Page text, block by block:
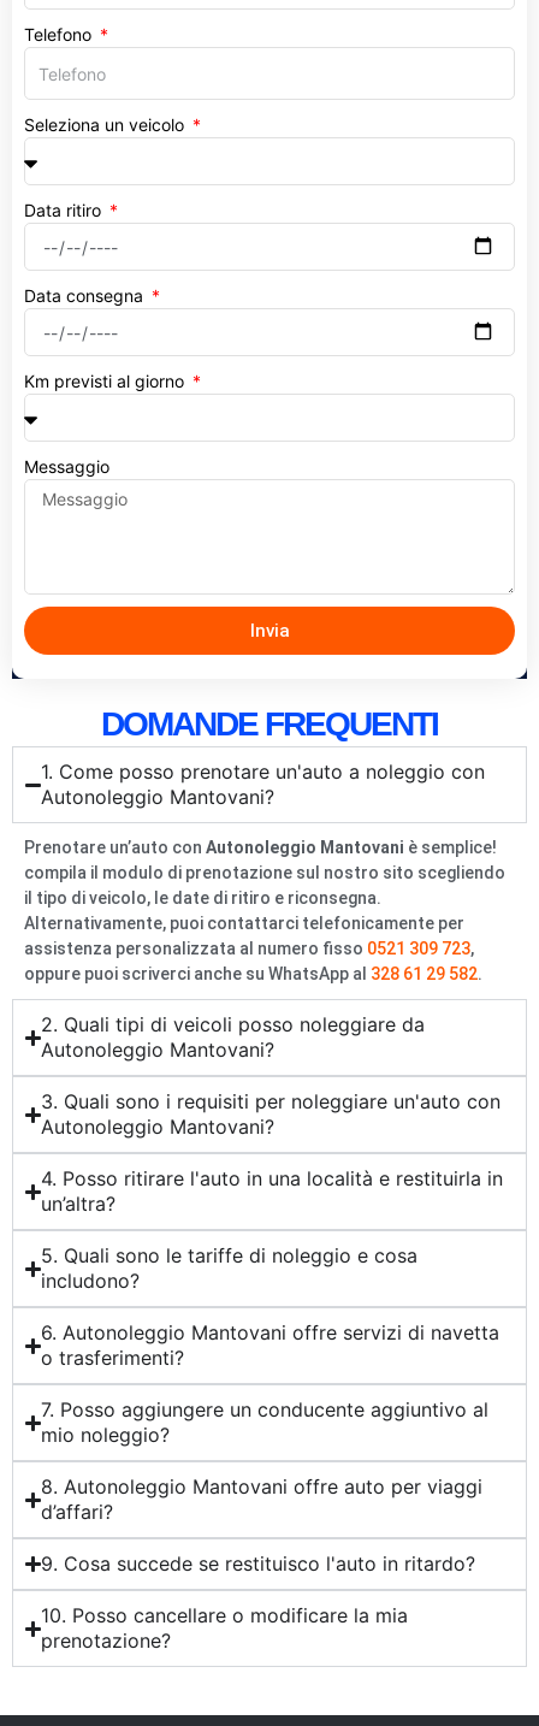
Telefono
Seleziona un veicolo
Data ritiro
Data consegna
Km previsti al giorno
Messaggio
Invia
DOMANDE FREQUENTI
1. Come posso prenotare un'auto a noleggio con
Autonoleggio Mantovani?
Prenotare un’auto con Autonoleggio Mantovani è semplice!
compila il modulo di prenotazione sul nostro sito scegliendo
il tipo di veicolo, le date di ritiro e riconsegna.
Alternativamente, puoi contattarci telefonicamente per
assistenza personalizzata al numero fisso 0521 309 723,
oppure puoi scriverci anche su WhatsApp al 328 61 29 582.
2. Quali tipi di veicoli posso noleggiare da
Autonoleggio Mantovani?
3. Quali sono i requisiti per noleggiare un'auto con
Autonoleggio Mantovani?
4. Posso ritirare l'auto in una località e restituirla in
un’altra?
5. Quali sono le tariffe di noleggio e cosa
includono?
6. Autonoleggio Mantovani offre servizi di navetta
o trasferimenti?
7. Posso aggiungere un conducente aggiuntivo al
mio noleggio?
8. Autonoleggio Mantovani offre auto per viaggi
d’affari?
9. Cosa succede se restituisco l'auto in ritardo?
10. Posso cancellare o modificare la mia
prenotazione?